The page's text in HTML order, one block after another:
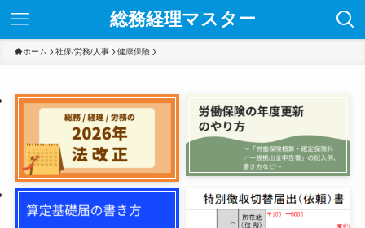
総務経理マスター
ホーム 社保/労務/人事 健康保険